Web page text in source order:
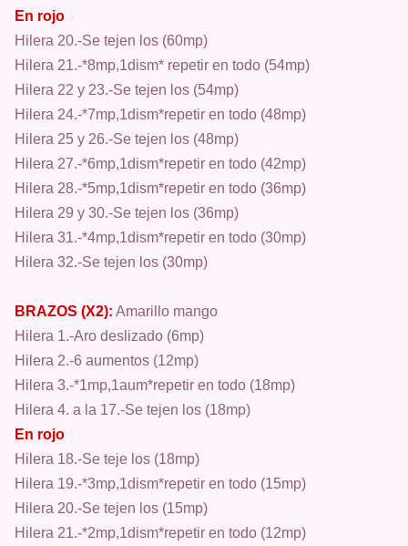
En rojo
Hilera 20.-Se tejen los (60mp)
Hilera 21.-*8mp,1dism* repetir en todo (54mp)
Hilera 22 y 23.-Se tejen los (54mp)
Hilera 24.-*7mp,1dism*repetir en todo (48mp)
Hilera 25 y 26.-Se tejen los (48mp)
Hilera 27.-*6mp,1dism*repetir en todo (42mp)
Hilera 28.-*5mp,1dism*repetir en todo (36mp)
Hilera 29 y 30.-Se tejen los (36mp)
Hilera 31.-*4mp,1dism*repetir en todo (30mp)
Hilera 32.-Se tejen los (30mp)
BRAZOS (X2): Amarillo mango
Hilera 1.-Aro deslizado (6mp)
Hilera 2.-6 aumentos (12mp)
Hilera 3.-*1mp,1aum*repetir en todo (18mp)
Hilera 4. a la 17.-Se tejen los (18mp)
En rojo
Hilera 18.-Se teje los (18mp)
Hilera 19.-*3mp,1dism*repetir en todo (15mp)
Hilera 20.-Se tejen los (15mp)
Hilera 21.-*2mp,1dism*repetir en todo (12mp)